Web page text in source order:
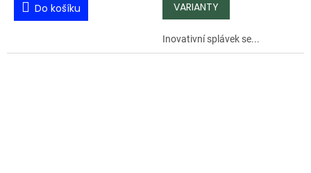
Do košíku
Inovativní splávek se...